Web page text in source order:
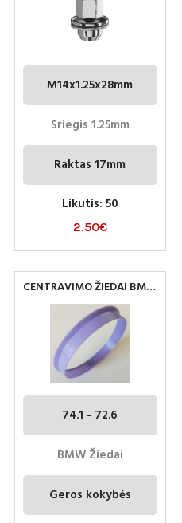
M14x1.25x28mm
Sriegis 1.25mm
Raktas 17mm
Likutis: 50
2.50€
CENTRAVIMO ŽIEDAI BMW
72.6-74.1
74.1 - 72.6
BMW Žiedai
Geros kokybės